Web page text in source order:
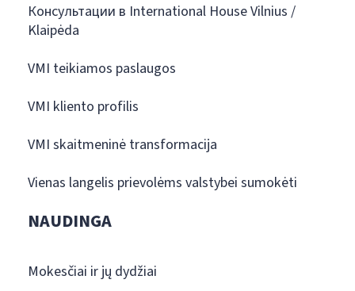
Консультации в International House Vilnius /
Klaipėda
VMI teikiamos paslaugos
VMI kliento profilis
VMI skaitmeninė transformacija
Vienas langelis prievolėms valstybei sumokėti
NAUDINGA
Mokesčiai ir jų dydžiai